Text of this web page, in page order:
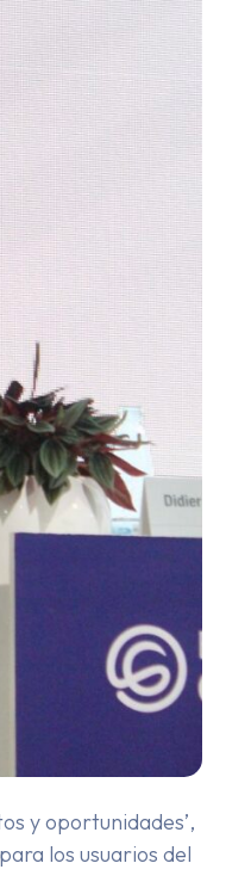
y oportunidades’,
los usuarios del